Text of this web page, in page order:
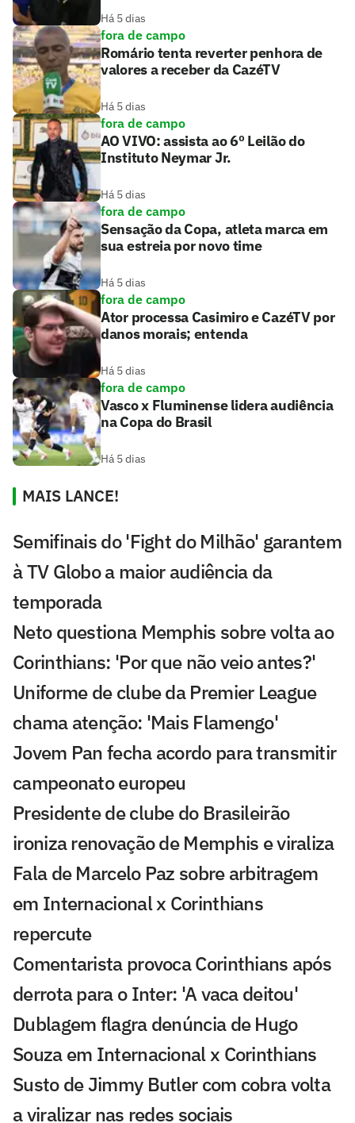
Há 5 dias
fora de campo
Romário tenta reverter penhora de
valores a receber da CazéTV
Há 5 dias
fora de campo
AO VIVO: assista ao 6º Leilão do
Instituto Neymar Jr.
Há 5 dias
fora de campo
Sensação da Copa, atleta marca em
sua estreia por novo time
Há 5 dias
fora de campo
Ator processa Casimiro e CazéTV por
danos morais; entenda
Há 5 dias
fora de campo
Vasco x Fluminense lidera audiência
na Copa do Brasil
Há 5 dias
MAIS LANCE!
Semifinais do 'Fight do Milhão' garantem
à TV Globo a maior audiência da
temporada
Neto questiona Memphis sobre volta ao
Corinthians: 'Por que não veio antes?'
Uniforme de clube da Premier League
chama atenção: 'Mais Flamengo'
Jovem Pan fecha acordo para transmitir
campeonato europeu
Presidente de clube do Brasileirão
ironiza renovação de Memphis e viraliza
Fala de Marcelo Paz sobre arbitragem
em Internacional x Corinthians
repercute
Comentarista provoca Corinthians após
derrota para o Inter: 'A vaca deitou'
Dublagem flagra denúncia de Hugo
Souza em Internacional x Corinthians
Susto de Jimmy Butler com cobra volta
a viralizar nas redes sociais